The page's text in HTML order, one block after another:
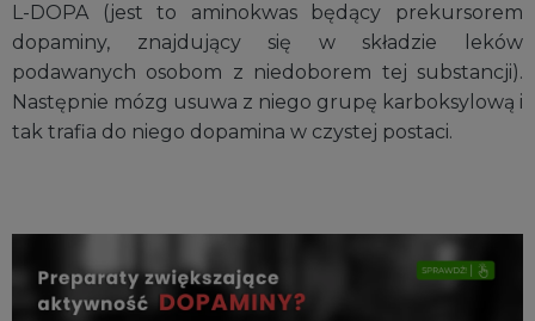
L-DOPA (jest to aminokwas będący prekursorem
dopaminy, znajdujący się w składzie leków
podawanych osobom z niedoborem tej substancji).
Następnie mózg usuwa z niego grupę karboksylową i
tak trafia do niego dopamina w czystej postaci.